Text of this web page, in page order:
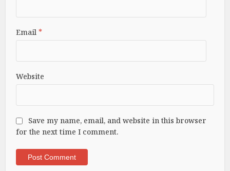
Email*
Website
Save my name, email, and website in this browser
for the next time I comment.